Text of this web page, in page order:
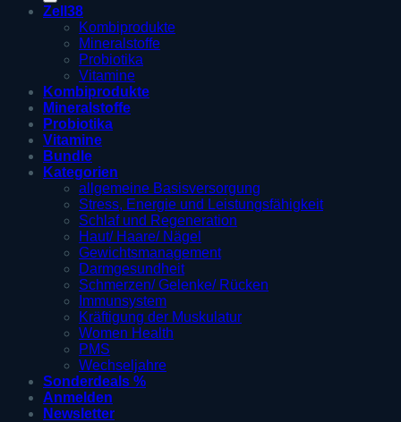
Zell38
Kombiprodukte
Mineralstoffe
Probiotika
Vitamine
Kombiprodukte
Mineralstoffe
Probiotika
Vitamine
Bundle
Kategorien
allgemeine Basisversorgung
Stress, Energie und Leistungsfähigkeit
Schlaf und Regeneration
Haut/ Haare/ Nägel
Gewichtsmanagement
Darmgesundheit
Schmerzen/ Gelenke/ Rücken
Immunsystem
Kräftigung der Muskulatur
Women Health
PMS
Wechseljahre
Sonderdeals %
Anmelden
Newsletter